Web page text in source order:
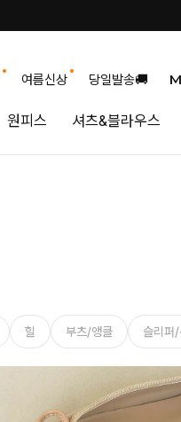
여름신상 당일발송🚚
원피스 셔츠&블라우스
힐 부츠/앵클 슬리퍼